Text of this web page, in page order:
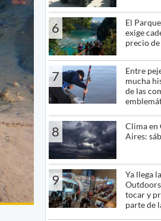
6
El
exige
precio
7
Entre
mucha
de las
8
Clima en
Aires:
9
Ya llega
tocar y
parte de